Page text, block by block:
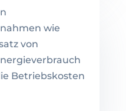
wie
von
Betriebskosten